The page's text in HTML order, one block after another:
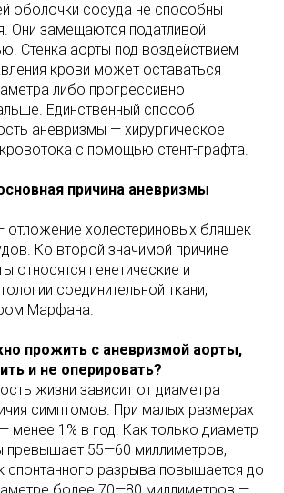
оболочки сосуда не способны
Они замещаются податливой
Стенка аорты под воздействием
крови может оставаться
либо прогрессивно
Единственный способ
аневризмы — хирургическое
с помощью стент-графта.
причина аневризмы
отложение холестериновых бляшек
Ко второй значимой причине
относятся генетические и
соединительной ткани,
Марфана.
прожить с аневризмой аорты,
и не оперировать?
жизни зависит от диаметра
симптомов. При малых размерах
менее 1% в год. Как только диаметр
55—60 миллиметров,
спонтанного разрыва повышается до